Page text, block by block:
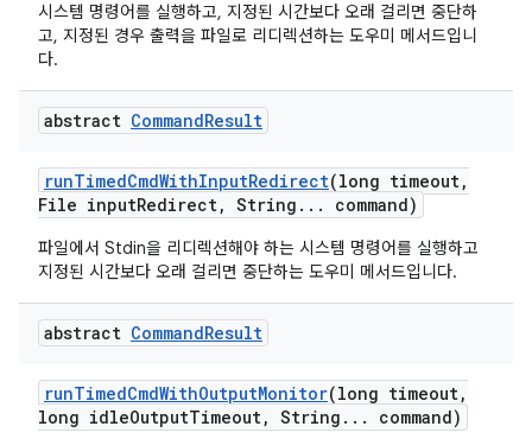
시스템 명령어를 실행하고, 지정된 시간보다 오래 걸리면 중단하
고, 지정된 경우 출력을 파일로 리디렉션하는 도우미 메서드입니
다.
abstract CommandResult
runTimedCmdWithInputRedirect(long timeout,
File inputRedirect, String . . . command)
파일에서 Stdin을 리디렉션해야 하는 시스템 명령어를 실행하고
지정된 시간보다 오래 걸리면 중단하는 도우미 메서드입니다.
abstract CommandResult
runTimedCmdWithOutputMonitor(long timeout,
long idleOutputTimeout, String . . . command)